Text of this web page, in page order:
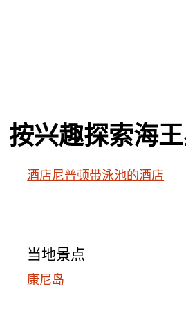
按兴趣探索海
酒店尼普顿带泳池的酒店
当地景点
康尼岛